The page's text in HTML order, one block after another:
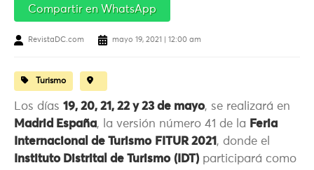
Compartir en WhatsApp
RevistaDC.com mayo 19, 2021 | 12:00 am
Turismo
Los días 19, 20, 21, 22 y 23 de mayo, se realizará en
Madrid España, la versión número 41 de la Feria
Internacional de Turismo FITUR 2021 , donde el
Instituto Distrital de Turismo (IDT) participará como